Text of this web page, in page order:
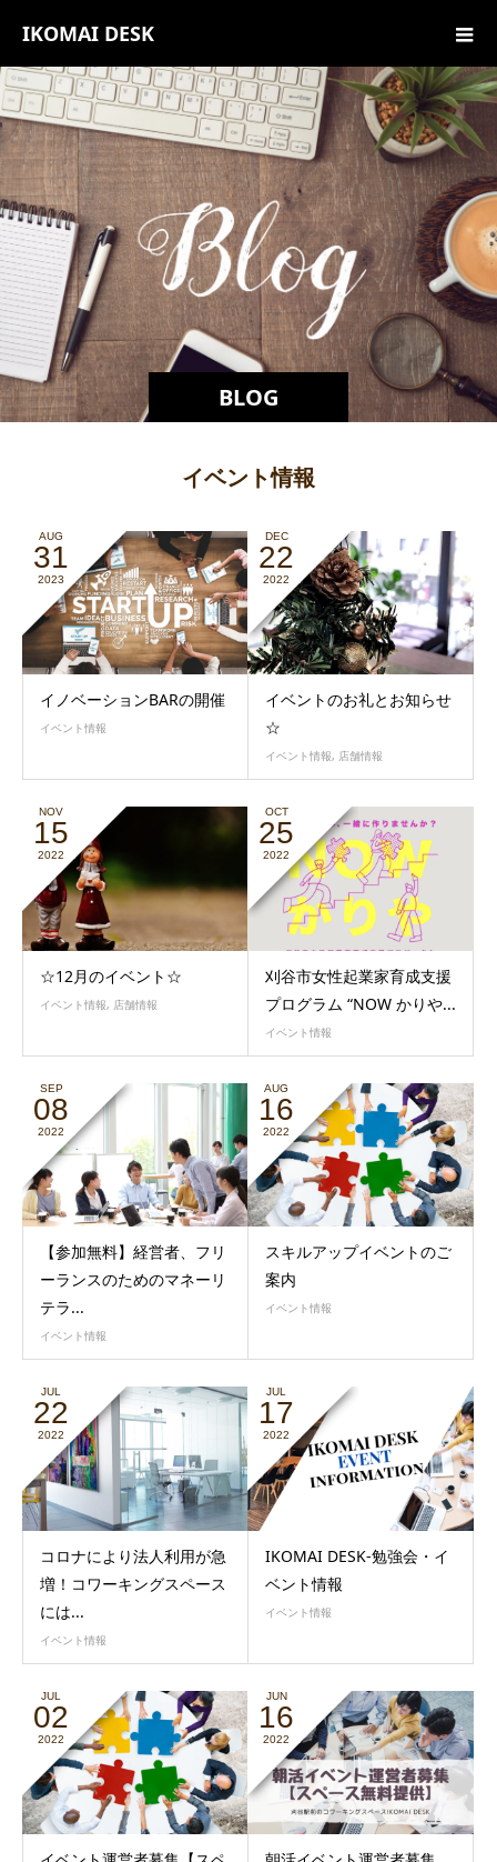
IKOMAI DESK
BLOG
イベント情報
AUG
31
2023
イノベーションBARの開催
イベント情報
DEC
22
2022
イベントのお礼とお知らせ
☆
イベント情報, 店舗情報
NOV
15
2022
☆12月のイベント☆
イベント情報, 店舗情報
OCT
25
2022
刈谷市女性起業家育成支援
プログラム “NOW かりや...
イベント情報
SEP
08
2022
【参加無料】経営者、フリ
ーランスのためのマネーリ
テラ...
イベント情報
AUG
16
2022
スキルアップイベントのご
案内
イベント情報
JUL
22
2022
コロナにより法人利用が急
増！コワーキングスペース
には...
イベント情報
JUL
17
2022
IKOMAI DESK-勉強会・イ
ベント情報
イベント情報
JUL
02
2022
JUN
16
2022